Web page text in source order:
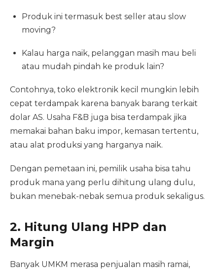
Produk ini termasuk best seller atau slow
moving?
Kalau harga naik, pelanggan masih mau beli
atau mudah pindah ke produk lain?
Contohnya, toko elektronik kecil mungkin lebih
cepat terdampak karena banyak barang terkait
dolar AS. Usaha F&B juga bisa terdampak jika
memakai bahan baku impor, kemasan tertentu,
atau alat produksi yang harganya naik.
Dengan pemetaan ini, pemilik usaha bisa tahu
produk mana yang perlu dihitung ulang dulu,
bukan menebak-nebak semua produk sekaligus.
2. Hitung Ulang HPP dan
Margin
Banyak UMKM merasa penjualan masih ramai,